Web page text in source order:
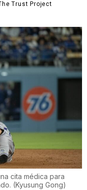
cita médica para
(Kyusung Gong)